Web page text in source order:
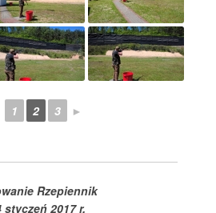
1 2 3 ►
Rzepiennik
styczeń 2017 r.